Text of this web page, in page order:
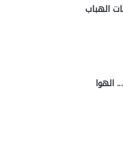
الهباب
الهوا